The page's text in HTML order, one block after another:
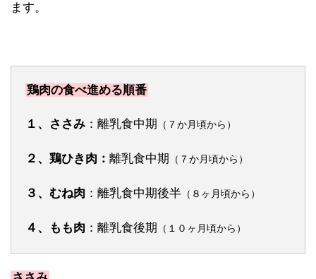
ます。
鶏肉の食べ進める順番
１、ささみ ：離乳食中期 （７か月頃から）
２、鶏ひき肉： 離乳食中期 （７か月頃から）
３、むね肉 ：離乳食中期後半 （８ヶ月頃から）
４、もも肉 ：離乳食後期 （１０ヶ月頃から）